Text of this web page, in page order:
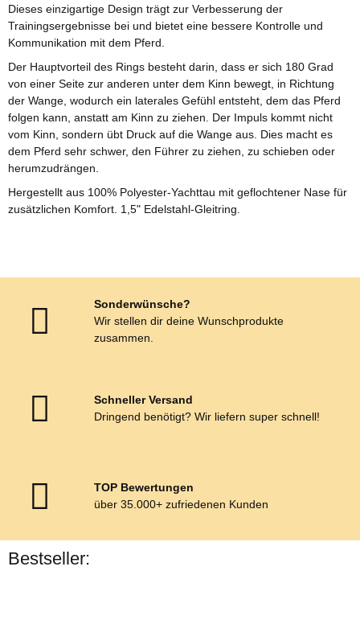
Dieses einzigartige Design trägt zur Verbesserung der
Trainingsergebnisse bei und bietet eine bessere Kontrolle und
Kommunikation mit dem Pferd.
Der Hauptvorteil des Rings besteht darin, dass er sich 180 Grad
von einer Seite zur anderen unter dem Kinn bewegt, in Richtung
der Wange, wodurch ein laterales Gefühl entsteht, dem das Pferd
folgen kann, anstatt am Kinn zu ziehen. Der Impuls kommt nicht
vom Kinn, sondern übt Druck auf die Wange aus. Dies macht es
dem Pferd sehr schwer, den Führer zu ziehen, zu schieben oder
herumzudrängen.
Hergestellt aus 100% Polyester-Yachttau mit geflochtener Nase für
zusätzlichen Komfort. 1,5" Edelstahl-Gleitring.
Sonderwünsche?
Wir stellen dir deine Wunschprodukte
zusammen.
Schneller Versand
Dringend benötigt? Wir liefern super schnell!
TOP Bewertungen
über 35.000+ zufriedenen Kunden
Bestseller: